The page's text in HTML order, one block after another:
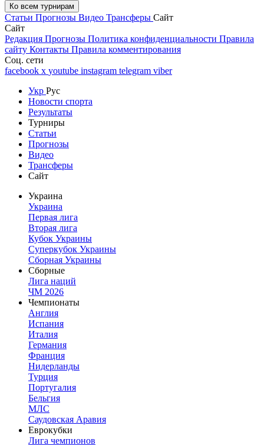
Ко всем турнирам
Статьи Прогнозы Видео Трансферы Сайт
Сайт
Редакция Прогнозы Политика конфиденциальности Правила
сайту Контакты Правила комментирования
Соц. сети
facebook x youtube instagram telegram viber
Укр Рус
Новости спорта
Результаты
Турниры
Статьи
Прогнозы
Видео
Трансферы
Сайт
Украина
Украина
Первая лига
Вторая лига
Кубок Украины
Суперкубок Украины
Сборная Украины
Сборные
Лига наций
ЧМ 2026
Чемпионаты
Англия
Испания
Италия
Германия
Франция
Нидерланды
Турция
Португалия
Бельгия
МЛС
Саудовская Аравия
Еврокубки
Лига чемпионов